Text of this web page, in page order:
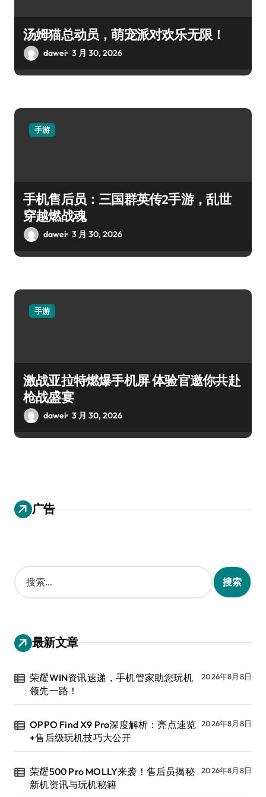
汤姆猫总动员，萌宠派对欢乐无限！
dawei 3 月 30, 2026
手游
手机售后员：三国群英传2手游，乱世
穿越燃战魂
dawei 3 月 30, 2026
手游
激战亚拉特燃爆手机屏 体验官邀你共赴
枪战盛宴
dawei 3 月 30, 2026
广告
搜
索
：
最新文章
荣耀WIN资讯速递，手机管家助您玩机
领先一路！
2026年8月8日
OPPO Find X9 Pro深度解析：亮点速览
+售后级玩机技巧大公开
2026年8月8日
荣耀500 Pro MOLLY来袭！售后员揭秘
新机资讯与玩机秘籍
2026年8月8日